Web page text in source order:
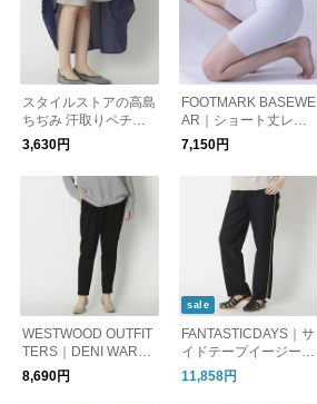
スタイルストアの高島
ちぢみ 汗取りペチコ
ートパンツ
3,630円
FOOTMARK BASEWE
AR｜ショート丈レギ
ンス
7,150円
WESTWOOD OUTFIT
TERS｜DENI WARM
裏フリースニットツ
イルのタックテーパー
8,690円
sale
FANTASTICDAYS｜サ
イドテープイージーパ
ンツ
11,858円